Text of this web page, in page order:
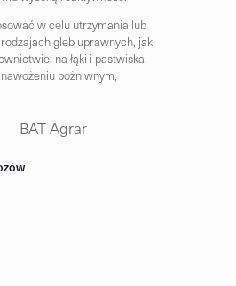
w celu utrzymania lub
gleb uprawnych, jak
na łąki i pastwiska.
pożniwnym,
BAT Agrar